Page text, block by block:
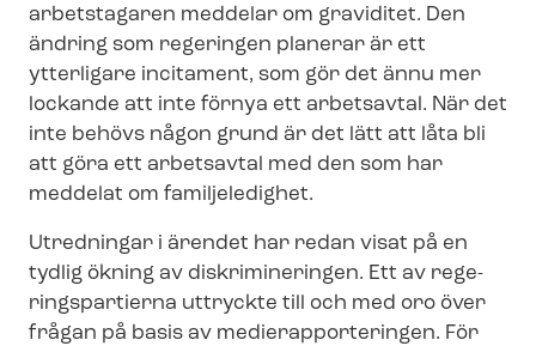
arbetstagaren meddelar om graviditet. Den
ändring som regeringen planerar är ett
ytterligare incitament, som gör det ännu mer
lockande att inte förnya ett arbetsavtal. När det
inte behövs någon grund är det lätt att låta bli
att göra ett arbetsavtal med den som har
meddelat om familjeledighet.
Utredningar i ärendet har redan visat på en
tydlig ökning av diskrimineringen. Ett av re­ge­
rings­par­ti­er­na uttryckte till och med oro över
frågan på basis av me­di­e­rap­por­te­ring­en. För